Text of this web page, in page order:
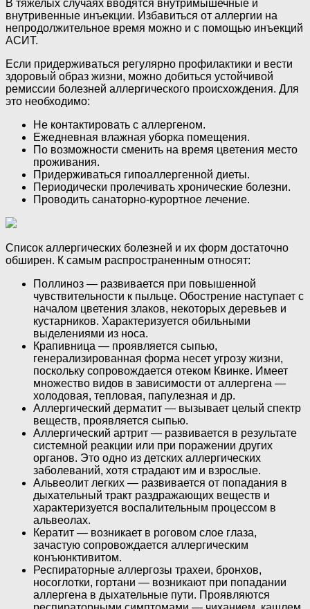
В тяжелых случаях вводятся внутримышечные и
внутривенные инъекции. Избавиться от аллергии на
непродолжительное время можно и с помощью инъекций
АСИТ.
Если придерживаться регулярно профилактики и вести
здоровый образ жизни, можно добиться устойчивой
ремиссии болезней аллергического происхождения. Для
это необходимо:
Не контактировать с аллергеном.
Ежедневная влажная уборка помещения.
По возможности сменить на время цветения место
проживания.
Придерживаться гипоаллергенной диеты.
Периодически пролечивать хронические болезни.
Проводить санаторно-курортное лечение.
Список аллергических болезней и их форм достаточно
обширен. К самым распространенным относят:
Поллиноз — развивается при повышенной
чувствительности к пыльце. Обострение наступает с
началом цветения злаков, некоторых деревьев и
кустарников. Характеризуется обильными
выделениями из носа.
Крапивница — проявляется сыпью,
генерализированная форма несет угрозу жизни,
поскольку сопровождается отеком Квинке. Имеет
множество видов в зависимости от аллергена —
холодовая, тепловая, папулезная и др.
Аллергический дерматит — вызывает целый спектр
веществ, проявляется сыпью.
Аллергический артрит — развивается в результате
системной реакции или при поражении других
органов. Это одно из детских аллергических
заболеваний, хотя страдают им и взрослые.
Альвеолит легких — развивается от попадания в
дыхательный тракт раздражающих веществ и
характеризуется воспалительным процессом в
альвеолах.
Кератит — возникает в роговом слое глаза,
зачастую сопровождается аллергическим
конъюнктивитом.
Респираторные аллергозы трахеи, бронхов,
носоглотки, гортани — возникают при попадании
аллергена в дыхательные пути. Проявляются